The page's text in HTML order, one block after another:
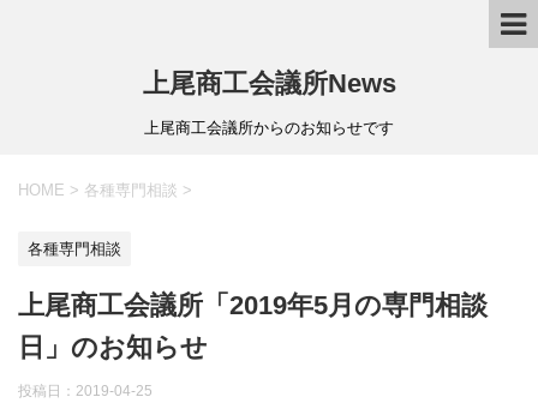
上尾商工会議所News
上尾商工会議所からのお知らせです
HOME > 各種専門相談 >
各種専門相談
上尾商工会議所「2019年5月の専門相談
日」のお知らせ
投稿日： 2019-04-25